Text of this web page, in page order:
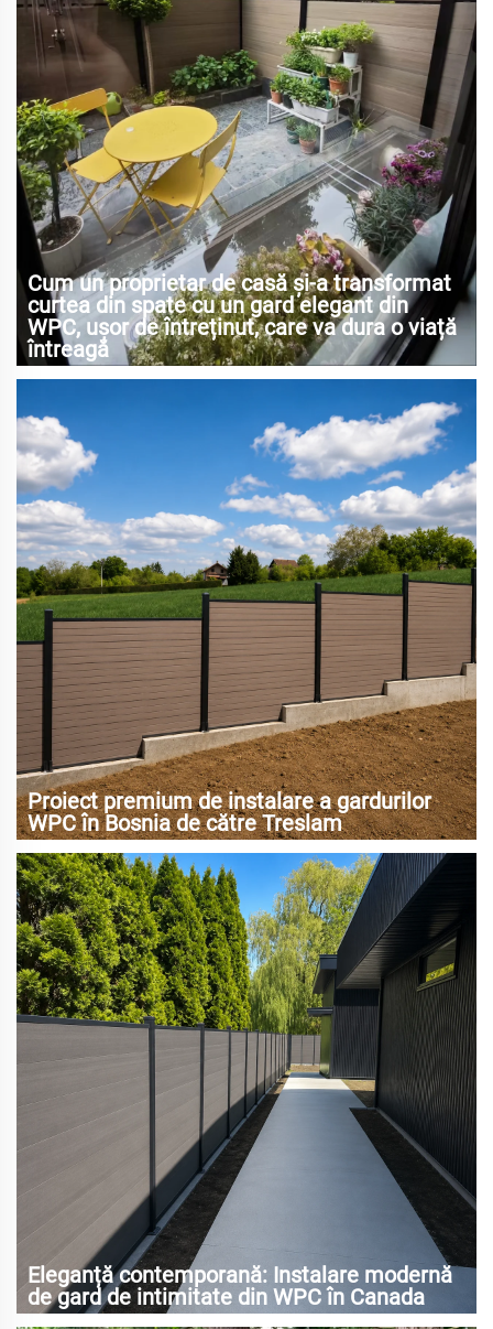
Cum un proprietar de casă și-a transformat
curtea din spate cu un gard elegant din
WPC, ușor de întreținut, care va dura o viață
întreagă
Proiect premium de instalare a gardurilor
WPC în Bosnia de către Treslam
Eleganță contemporană: Instalare modernă
de gard de intimitate din WPC în Canada